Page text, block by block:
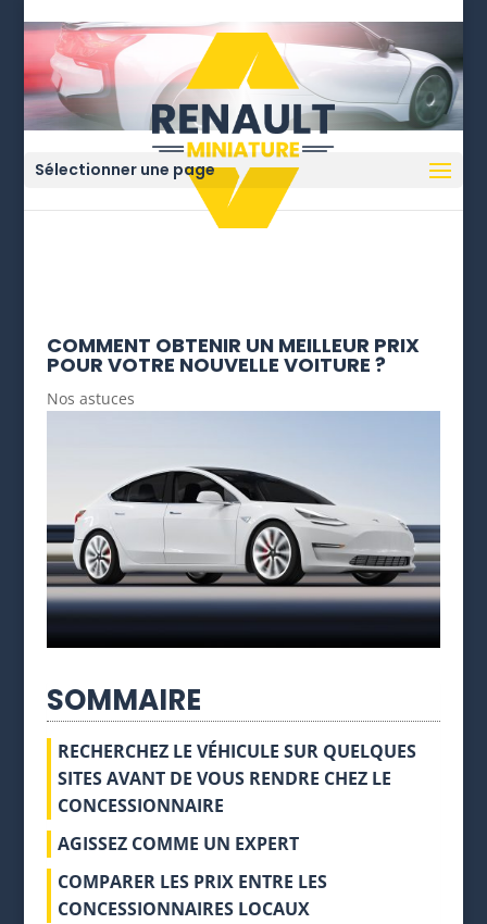
Sélectionner une page
COMMENT OBTENIR UN MEILLEUR PRIX
POUR VOTRE NOUVELLE VOITURE ?
Nos astuces
SOMMAIRE
RECHERCHEZ LE VÉHICULE SUR QUELQUES
SITES AVANT DE VOUS RENDRE CHEZ LE
CONCESSIONNAIRE
AGISSEZ COMME UN EXPERT
COMPARER LES PRIX ENTRE LES
CONCESSIONNAIRES LOCAUX